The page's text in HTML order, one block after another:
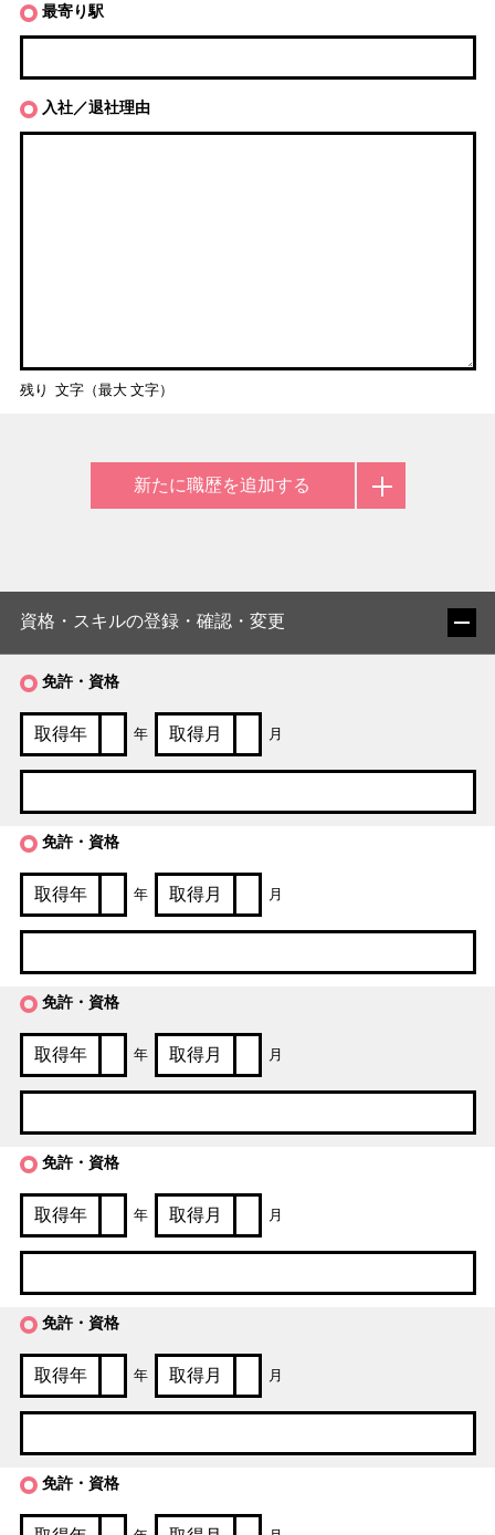
最寄り駅
入社／退社理由
残り 文字（最大 文字）
新たに職歴を追加する
資格・スキルの登録・確認・変更
免許・資格
年 月
免許・資格
年 月
免許・資格
年 月
免許・資格
年 月
免許・資格
年 月
免許・資格